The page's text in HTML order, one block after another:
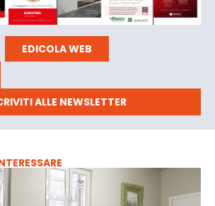
EDICOLA WEB
ALLE NEWSLETTER